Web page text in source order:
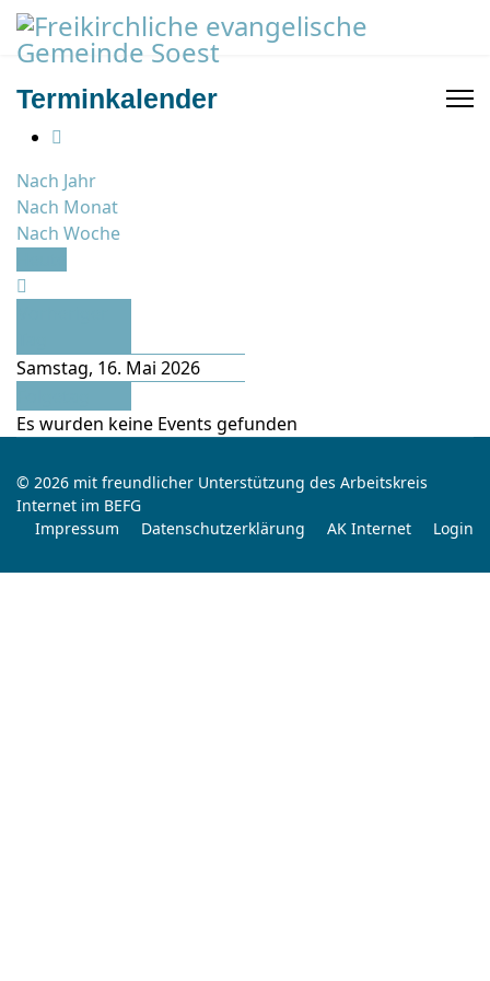
Terminkalender
Nach Jahr
Nach Monat
Nach Woche
Samstag, 16. Mai 2026
Es wurden keine Events gefunden
© 2026 mit freundlicher Unterstützung des Arbeitskreis
Internet im BEFG
Impressum
Datenschutzerklärung AK Internet Login